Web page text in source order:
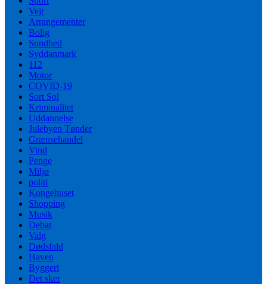
Vejr
Arrangementer
Bolig
Sundhed
Syddanmark
112
Motor
COVID-19
Sort Sol
Kriminalitet
Uddannelse
Julebyen Tønder
Grænsehandel
Vind
Penge
Miljø
politi
Kongehuset
Shopping
Musik
Debat
Valg
Dødsfald
Haven
Byggeri
Det sker